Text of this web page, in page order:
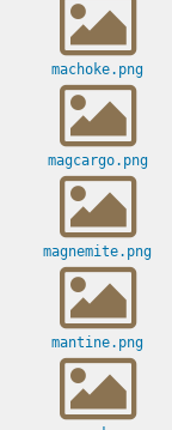
machoke.png
magcargo.png
magnemite.png
mantine.png